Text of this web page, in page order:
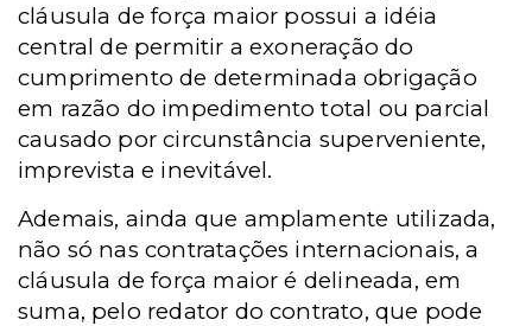
cláusula de força maior possui a idéia
central de permitir a exoneração do
cumprimento de determinada obrigação
em razão do impedimento total ou parcial
causado por circunstância superveniente,
imprevista e inevitável.
Ademais, ainda que amplamente utilizada,
não só nas contratações internacionais, a
cláusula de força maior é delineada, em
suma, pelo redator do contrato, que pode